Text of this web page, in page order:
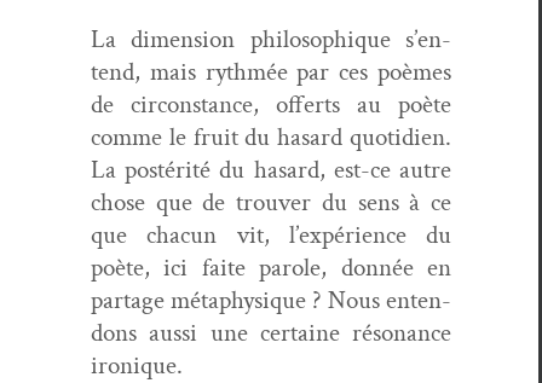
La dimen­sion philosophique s’en­
tend, mais ryth­mée par ces poèmes
de cir­con­stance, offerts au poète
comme le fruit du hasard quo­ti­di­en.
La postérité du hasard, est-ce autre
chose que de trou­ver du sens à ce
que cha­cun vit, l’ex­péri­ence du
poète, ici faite parole, don­née en
partage méta­physique ? Nous enten­
dons aus­si une cer­taine réso­nance
ironique.